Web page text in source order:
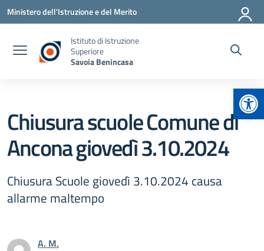
Vai ai contenuti
Vai al menu di navigazione
Vai al footer
Ministero dell'Istruzione e del Merito
Istituto di Istruzione
Superiore
Savoia Benincasa
Chiusura scuole Comune di
Ancona giovedì 3.10.2024
Chiusura Scuole giovedì 3.10.2024 causa
allarme maltempo
A. M.